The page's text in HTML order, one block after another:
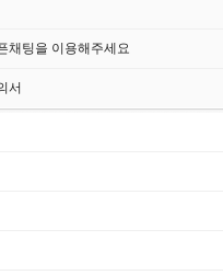
채팅을 이용해주세요
서